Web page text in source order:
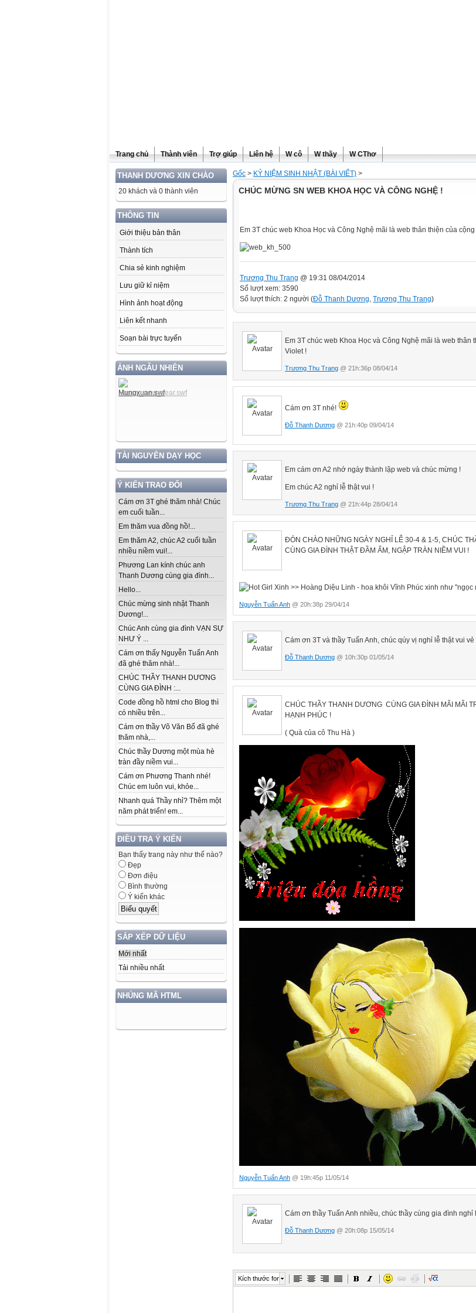
Trang chủ Thành viên Trợ giúp Liên hệ W cô W thầy W CThơ
THANH DƯƠNG XIN CHÀO
20 khách và 0 thành viên
THÔNG TIN
Giới thiệu bản thân
Thành tích
Chia sẻ kinh nghiệm
Lưu giữ kỉ niệm
Hình ảnh hoạt động
Liên kết nhanh
Soạn bài trực tuyến
ẢNH NGẪU NHIÊN
TÀI NGUYÊN DẠY HỌC
Ý KIẾN TRAO ĐỔI
Cám ơn 3T ghé thăm nhà! Chúc
em cuối tuần...
Em thăm vua đồng hồ!...
Em thăm A2, chúc A2 cuối tuần
nhiều niềm vui!...
Phương Lan kính chúc anh
Thanh Dương cùng gia đình...
Hello...
Chúc mừng sinh nhật Thanh
Dương!...
Chúc Anh cùng gia đình VẠN SỰ
NHƯ Ý ...
Cám ơn thấy Nguyễn Tuấn Anh
đã ghé thăm nhà!...
CHÚC THẦY THANH DƯƠNG
CÙNG GIA ĐÌNH :...
Code đồng hồ html cho Blog thì
có nhiều trên...
Cám ơn thầy Võ Văn Bổ đã ghé
thăm nhà,...
Chúc thầy Dương một mùa hè
tràn đầy niềm vui...
Cám ơn Phương Thanh nhé!
Chúc em luôn vui, khỏe...
Nhanh quá Thầy nhỉ? Thêm một
năm phát triển! em...
ĐIỀU TRA Ý KIẾN
Bạn thấy trang này như thế nào?
Đẹp
Đơn điệu
Bình thường
Ý kiến khác
SẮP XẾP DỮ LIỆU
Mới nhất
Tải nhiều nhất
NHÚNG MÃ HTML
Gốc > KỶ NIỆM SINH NHẬT (BÀI VIẾT) >
CHÚC MỪNG SN WEB KHOA HỌC VÀ CÔNG NGHỆ !
Em 3T chúc web Khoa Học và Công Nghệ mãi là web thân thiện của
Trương Thu Trang @ 19:31 08/04/2014
Số lượt xem: 3590
Số lượt thích: 2 người (Đỗ Thanh Dương Trương Thu Trang)
Em 3T chúc web Khoa Học và Công Nghệ mãi là web thân
Violet !
Trương Thu Trang @ 21h:36p 08/04/14
Cám ơn 3T nhé!
Đỗ Thanh Dương @ 21h:40p 09/04/14
Em cám ơn A2 nhớ ngày thành lập web và chúc mừng !
Em chúc A2 nghỉ lễ thật vui !
Trương Thu Trang @ 21h:44p 28/04/14
ĐÓN CHÀO NHỮNG NGÀY NGHỈ LỄ 30-4 & 1-5, CHÚC
CÙNG GIA ĐÌNH THẬT ĐẦM ẤM, NGẬP TRÀN NIỀM VUI !
Nguyễn Tuấn Anh @ 20h:38p 29/04/14
Cám ơn 3T và thầy Tuấn Anh, chúc qúy vị nghỉ lễ thật vui vẻ
Đỗ Thanh Dương @ 10h:30p 01/05/14
CHÚC THẦY THANH DƯƠNG CÙNG GIA ĐÌNH MÃI MÃI
HẠNH PHÚC !
( Quà của cô Thu Hà )
Nguyễn Tuấn Anh @ 19h:45p 11/05/14
Cám ơn thầy Tuấn Anh nhiều, chúc thầy cùng gia đình nghỉ
Đỗ Thanh Dương @ 20h:08p 15/05/14
Kích thước font